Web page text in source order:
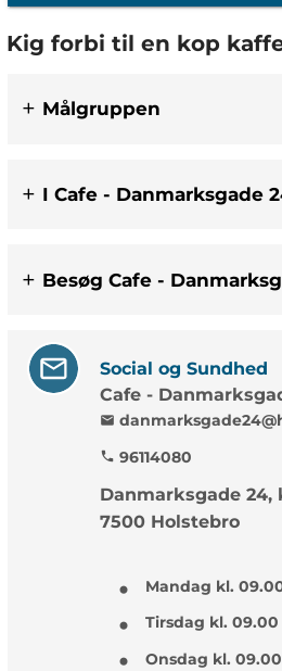
Kig forbi til en kop
Målgruppen
I Cafe - Danmarksgade
Besøg Cafe -
Social og Sundhed
Cafe -
mail
phone 96114080
Danmarksgade
7500 Holstebro
Mandag kl.
Tirsdag kl. 09.00
Onsdag kl.